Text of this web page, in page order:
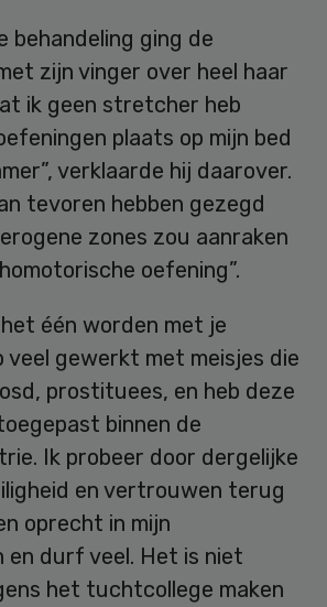
behandeling ging de
zijn vinger over heel haar
ik geen stretcher heb
plaats op mijn bed
verklaarde hij daarover.
tevoren hebben gezegd
zones zou aanraken
oefening”.
één worden met je
veel gewerkt met meisjes die
prostituees, en heb deze
binnen de
Ik probeer door dergelijke
en vertrouwen terug
oprecht in mijn
en durf veel. Het is niet
het tuchtcollege maken